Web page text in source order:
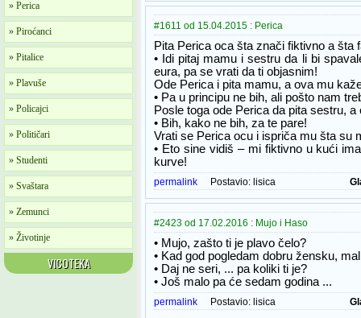
» Perica
» Piroćanci
» Pitalice
» Plavuše
» Policajci
» Političari
» Studenti
» Svaštara
» Zemunci
» Životinje
VICOTEKA
#1611 od 15.04.2015 : Perica
Pita Perica oca šta znači fiktivno a šta
• Idi pitaj mamu i sestru da li bi
eura, pa se vrati da ti objasnim!
Ode Perica i pita mamu, a ova mu
• Pa u principu ne bih, ali pošto nam
Posle toga ode Perica da pita sestru,
• Bih, kako ne bih, za te pare!
Vrati se Perica ocu i ispriča mu šta su
• Eto sine vidiš – mi fiktivno u kući
kurve!
permalink Postavio: lisica
#2423 od 17.02.2016 : Mujo i Haso
• Mujo, zašto ti je plavo čelo?
• Kad god pogledam dobru žensku,
• Daj ne seri, ... pa koliki ti je?
• Još malo pa će sedam godina ...
permalink Postavio: lisica